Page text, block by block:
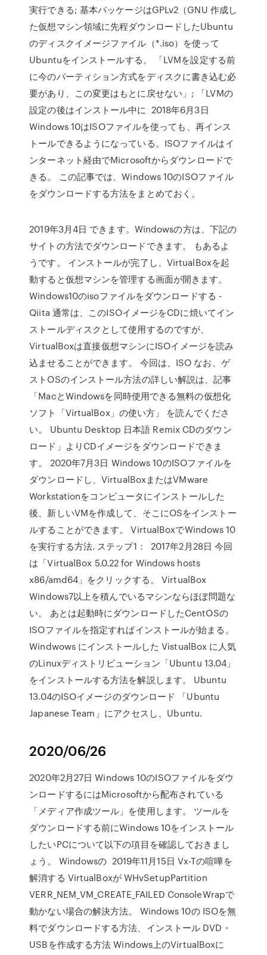
実行できる; 基本パッケージはGPLv2（GNU 作成し
た仮想マシン領域に先程ダウンロードしたUbuntu
のディスクイメージファイル（*.iso）を使って
Ubuntuをインストールする。 「LVMを設定する前
に今のパーティション方式をディスクに書き込む必
要があり、この変更はもとに戻せない」; 「LVMの
設定の後はインストール中に 2018年6月3日
Windows 10はISOファイルを使っても、再インス
トールできるようになっている。ISOファイルはイ
ンターネット経由でMicrosoftからダウンロードで
きる。 この記事では、Windows 10のISOファイル
をダウンロードする方法をまとめておく。
2019年3月4日 できます。Windowsの方は、下記の
サイトの方法でダウンロードできます。 もあるよ
うです。 インストールが完了し、VirtualBoxを起
動すると仮想マシンを管理する画面が開きます。
Windows10のisoファイルをダウンロードする -
Qiita 通常は、このISOイメージをCDに焼いてイン
ストールディスクとして使用するのですが、
VirtualBoxは直接仮想マシンにISOイメージを読み
込ませることができます。 今回は、ISO なお、ゲ
ストOSのインストール方法の詳しい解説は、記事
「MacとWindowsを同時使用できる無料の仮想化
ソフト「VirtualBox」の使い方」 を読んでくださ
い。 Ubuntu Desktop 日本語 Remix CDのダウン
ロード」よりCDイメージをダウンロードできま
す。 2020年7月3日 Windows 10のISOファイルを
ダウンロードし、VirtualBoxまたはVMware
Workstationをコンピュータにインストールした
後、新しいVMを作成して、そこにOSをインストー
ルすることができます。 VirtualBoxでWindows 10
を実行する方法. ステップ1： 2017年2月28日 今回
は「VirtualBox 5.0.22 for Windows hosts
x86/amd64」をクリックする。 VirtualBox
Windows7以上を積んでいるマシンならほぼ問題な
い。 あとは起動時にダウンロードしたCentOSの
ISOファイルを指定すればインストールが始まる。
Windwows にインストールした VistualBox に人気
のLinuxディストリビューション「Ubuntu 13.04」
をインストールする方法を解説します。 Ubuntu
13.04のISOイメージのダウンロード 「Ubuntu
Japanese Team」にアクセスし、Ubuntu.
2020/06/26
2020年2月27日 Windows 10のISOファイルをダウ
ンロードするにはMicrosoftから配布されている
「メディア作成ツール」を使用します。 ツールを
ダウンロードする前にWindows 10をインストール
したいPCについて以下の項目を確認しておきまし
ょう。 Windowsの 2019年11月15日 Vx-Tの喧嘩を
解消する VirtualBoxが WHvSetupPartition
VERR_NEM_VM_CREATE_FAILED ConsoleWrapで
動かない場合の解決方法。 Windows 10の ISOを無
料でダウンロードする方法、インストール DVD・
USBを作成する方法 Windows上のVirtualBoxに